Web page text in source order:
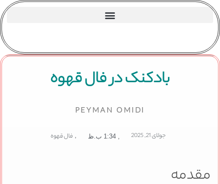
بادکنک در فال قهوه
PEYMAN OMIDI
جولای 21, 2025 1:34 ب.ظ , فال قهوه
مقدمه